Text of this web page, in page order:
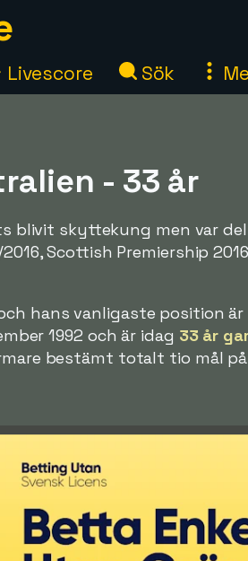
Livescore Sök
- 33 år
blivit skyttekung men var
Scottish Premiership
hans vanligaste position
1992 och är idag 33 år
bestämt totalt tio mål